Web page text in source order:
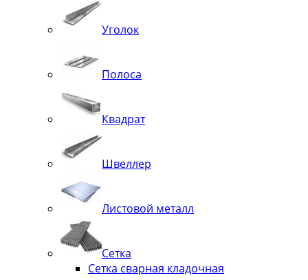
Уголок
Полоса
Квадрат
Швеллер
Листовой металл
Сетка
Сетка сварная кладочная